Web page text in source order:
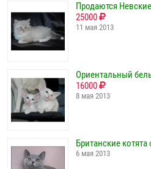
Продаются
25000
11 мая 2013
Ориентальный
16000
8 мая 2013
Британские
6 мая 2013